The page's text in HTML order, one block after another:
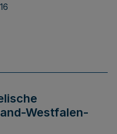
Westfalen-